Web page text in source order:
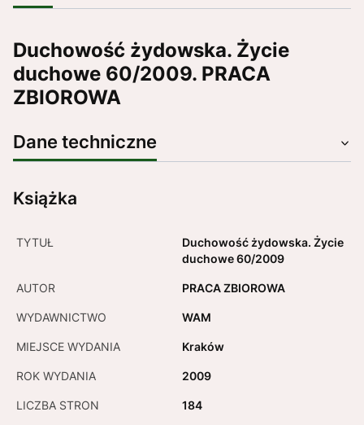
Duchowość żydowska. Życie
duchowe 60/2009. PRACA
ZBIOROWA
Dane techniczne
Książka
TYTUŁ
Duchowość żydowska. Życie
duchowe 60/2009
AUTOR PRACA ZBIOROWA
WYDAWNICTWO WAM
MIEJSCE WYDANIA Kraków
ROK WYDANIA 2009
LICZBA STRON 184